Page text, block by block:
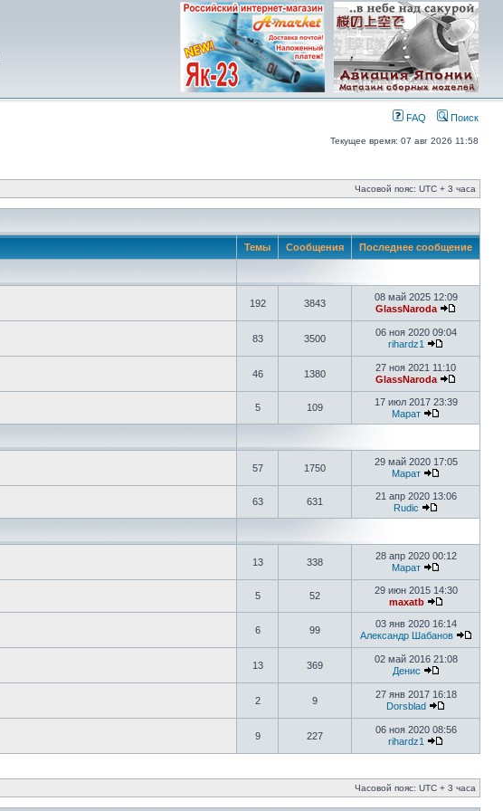
FAQ Поиск
Текущее время: 07 авг 2026 11:58
Часовой пояс: UTC + 3 часа
Темы Сообщения Последнее сообщение
192 3843
08 май 2025 12:09
GlassNaroda
83 3500
06 ноя 2020 09:04
rihardz1
46 1380
27 ноя 2021 11:10
GlassNaroda
5 109
17 июл 2017 23:39
Марат
57 1750
29 май 2020 17:05
Марат
63 631
21 апр 2020 13:06
Rudic
13 338
28 апр 2020 00:12
Марат
5 52
29 июн 2015 14:30
maxatb
6 99
03 янв 2020 16:14
Александр Шабанов
13 369
02 май 2016 21:08
Денис
2 9
27 янв 2017 16:18
Dorsblad
9 227
06 ноя 2020 08:56
rihardz1
Часовой пояс: UTC + 3 часа